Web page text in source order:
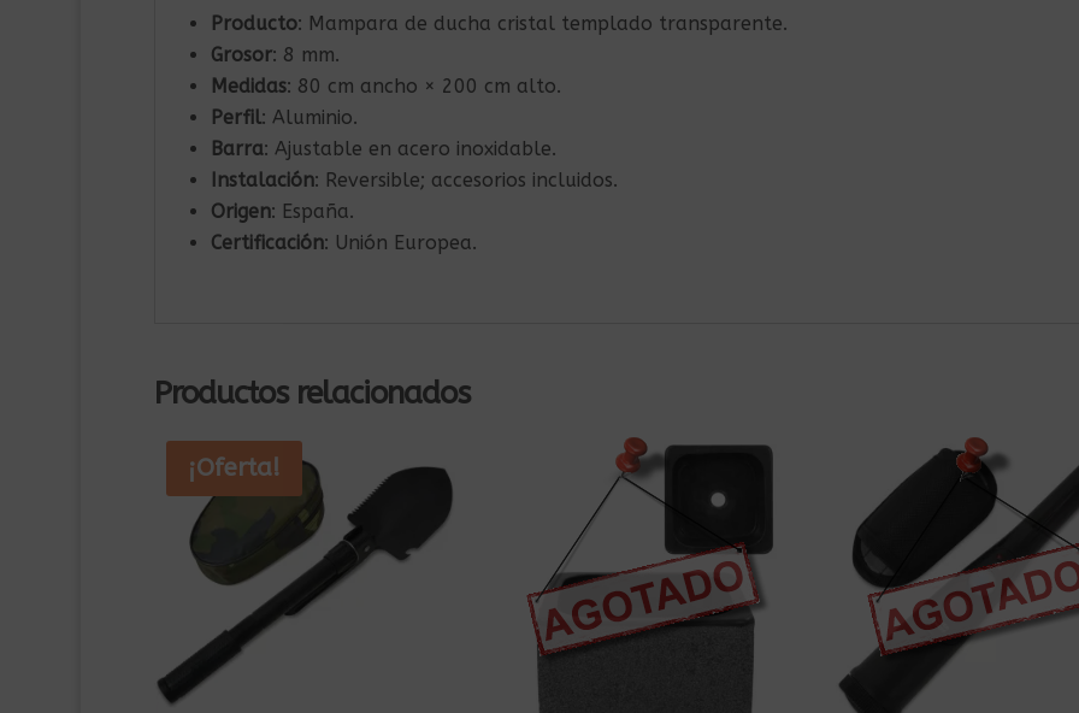
Producto: Mampara de ducha cristal templado transparente.
Grosor: 8 mm.
Medidas: 80 cm ancho × 200 cm alto.
Perfil: Aluminio.
Barra: Ajustable en acero inoxidable.
Instalación: Reversible; accesorios incluidos.
Origen: España.
Certificación: Unión Europea.
Productos relacionados
¡Oferta!